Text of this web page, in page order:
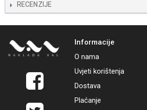
RECENZIJE
Informacije
O nama
Uvjeti korištenja
Dostava
Plaćanje